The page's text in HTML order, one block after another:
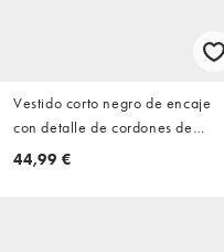
Vestido corto negro de encaje
con detalle de cordones de
ASOS DESIGN
44,99 €